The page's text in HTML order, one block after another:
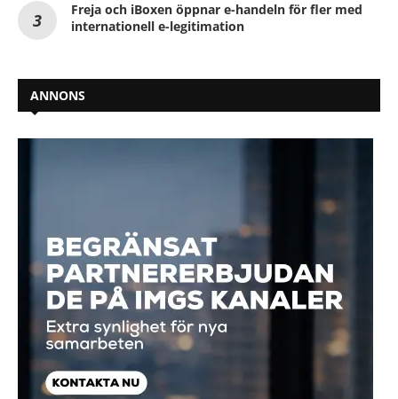
Freja och iBoxen öppnar e-handeln för fler med
internationell e-legitimation
ANNONS